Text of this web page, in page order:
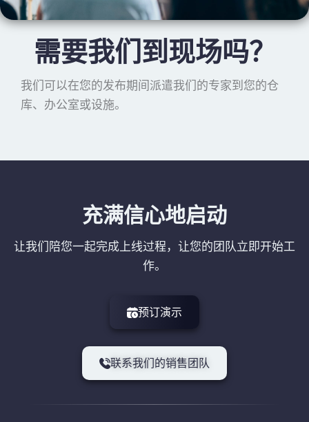
需要我们到现场吗？
我们可以在您的发布期间派遣我们的专家到您的仓
库、办公室或设施。
充满信心地启动
让我们陪您一起完成上线过程，让您的团队立即开始工
作。
预订演示
联系我们的销售团队